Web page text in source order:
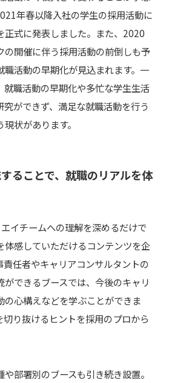
年春以降入社の学生の採用活動に
正式に発表しました。また、2020
の開催に伴う採用活動の前倒しも予
職活動の早期化が見込まれます。一
就職活動の早期化や多忙な学生生活
究ができず、満足な就職活動を行う
状があります。
ることで、就職のリアルを体
イチームへの理解を深めるだけで
体感していただけるコンテンツを企
任者やキャリアコンサルタントの
ができるブースでは、今後のキャリ
の心構えなどを学ぶことができま
切り抜けるヒントを採用のプロから
部署別のブースも引き続き設置。